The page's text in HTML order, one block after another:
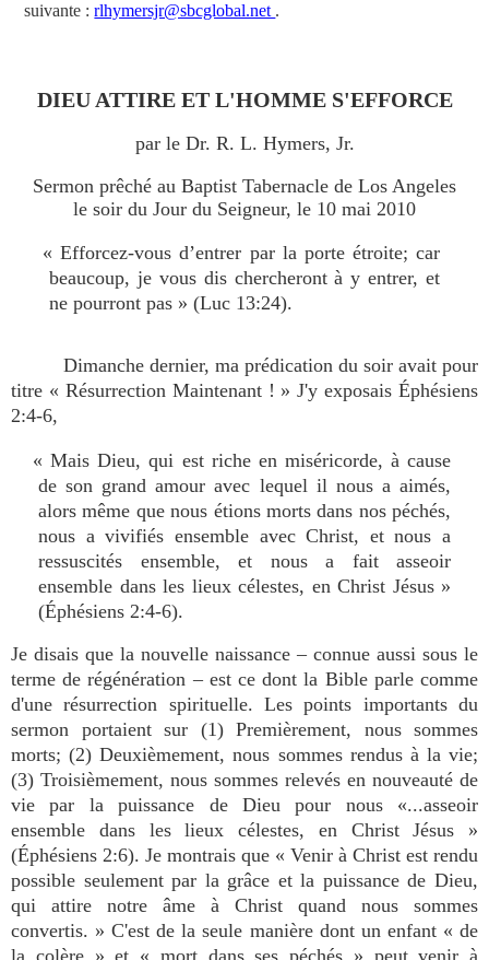
suivante :rlhymersjr@sbcglobal.net .
DIEU ATTIRE ET L'HOMME S'EFFORCE
par le Dr. R. L. Hymers, Jr.
Sermon prêché au Baptist Tabernacle de Los Angeles
le soir du Jour du Seigneur, le 10 mai 2010
« Efforcez-vous d’entrer par la porte étroite; car
beaucoup, je vous dis chercheront à y entrer, et
ne pourront pas » (Luc 13:24).
Dimanche dernier, ma prédication du soir avait pour
titre « Résurrection Maintenant ! » J'y exposais Éphésiens
2:4-6,
« Mais Dieu, qui est riche en miséricorde, à cause
de son grand amour avec lequel il nous a aimés,
alors même que nous étions morts dans nos péchés,
nous a vivifiés ensemble avec Christ, et nous a
ressuscités ensemble, et nous a fait asseoir
ensemble dans les lieux célestes, en Christ Jésus »
(Éphésiens 2:4-6).
Je disais que la nouvelle naissance – connue aussi sous le
terme de régénération – est ce dont la Bible parle comme
d'une résurrection spirituelle. Les points importants du
sermon portaient sur (1) Premièrement, nous sommes
morts; (2) Deuxièmement, nous sommes rendus à la vie;
(3) Troisièmement, nous sommes relevés en nouveauté de
vie par la puissance de Dieu pour nous «...asseoir
ensemble dans les lieux célestes, en Christ Jésus »
(Éphésiens 2:6). Je montrais que « Venir à Christ est rendu
possible seulement par la grâce et la puissance de Dieu,
qui attire notre âme à Christ quand nous sommes
convertis. » C'est de la seule manière dont un enfant « de
la colère » et « mort dans ses péchés » peut venir à